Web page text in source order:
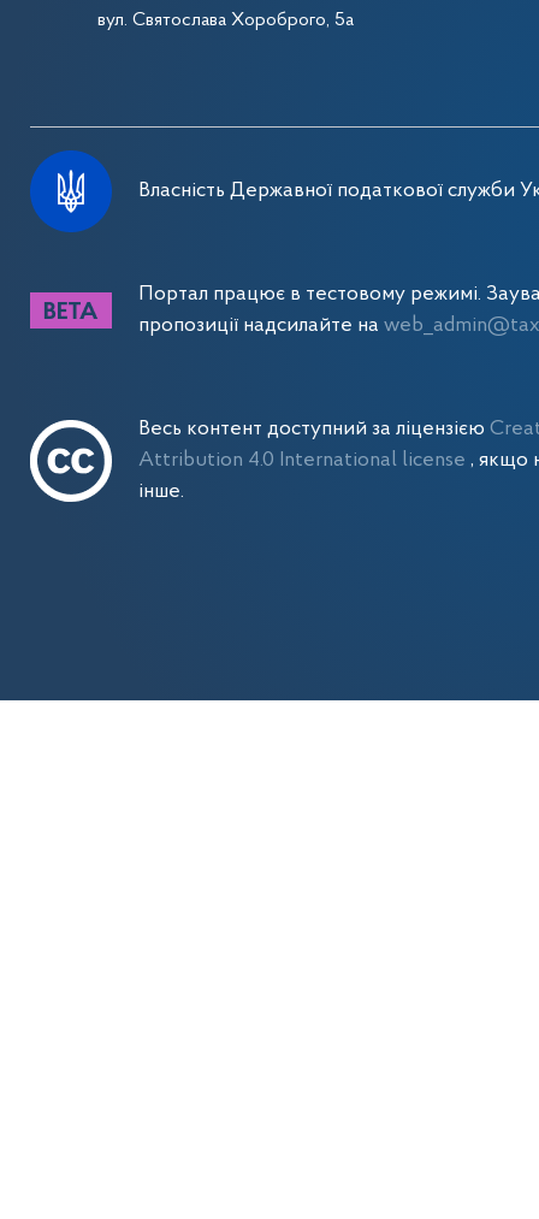
вул. Святослава Хороброго, 5а
Власність Державної податкової служби
Портал працює в тестовому режимі.
пропозиції надсилайте на
Весь контент доступний за ліцензією
Attribution 4.0 International license , якщо
інше.